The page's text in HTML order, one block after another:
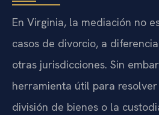
En Virginia, la mediación no
casos de divorcio, a
otras jurisdicciones. Sin
herramienta útil para
división de bienes o la